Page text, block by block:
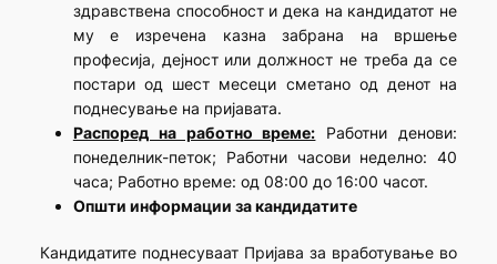
здравствена способност и дека на кандидатот не
му е изречена казна забрана на вршење
професија, дејност или должност не треба да се
постари од шест месеци сметано од денот на
поднесување на пријавата.
Распоред на работно време: Работни денови:
понеделник-петок; Работни часови неделно: 40
часа; Работно време: од 08:00 до 16:00 часот.
Општи информации за кандидатите
Кандидатите поднесуваат Пријава за вработување во